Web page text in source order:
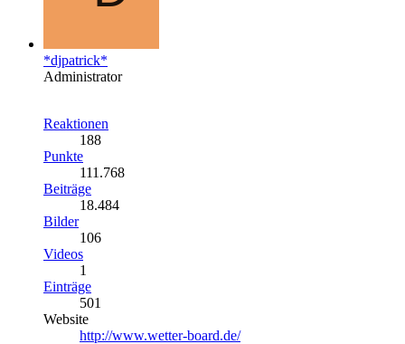
*djpatrick*
Administrator
Reaktionen
188
Punkte
111.768
Beiträge
18.484
Bilder
106
Videos
1
Einträge
501
Website
http://www.wetter-board.de/